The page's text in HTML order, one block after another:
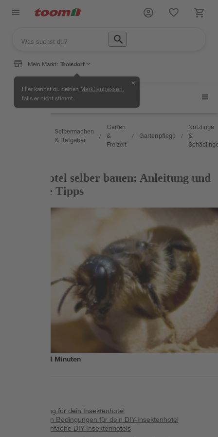
Mein Markt: Troisdorf
Hier kannst du deinen Markt anpassen
falls er nicht stimmt.
✕
Nützlinge & Schädlinge
Selbermachen
& Ratgeber
/
Garten
&
Freizeit
/ Gartenpflege /
Nützlinge
&
Insektenhotel selber bauen: Anleitung und
praktische Tipps
14 Minuten
Bauanleitung für dein Insektenhotel
Die richtigen Bedingungen für dein DIY-Insektenhotel
Ideen für einfache DIY-Insektenhotels